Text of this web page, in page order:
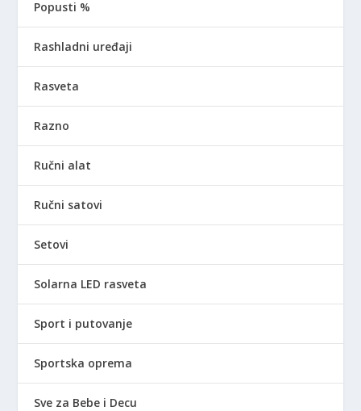
Popusti %
Rashladni uređaji
Rasveta
Razno
Ručni alat
Ručni satovi
Setovi
Solarna LED rasveta
Sport i putovanje
Sportska oprema
Sve za Bebe i Decu